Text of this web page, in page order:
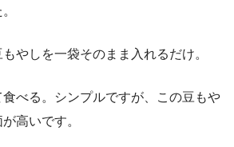
やしを一袋そのまま入れるだけ。
べる。シンプルですが、この豆もや
高いです。